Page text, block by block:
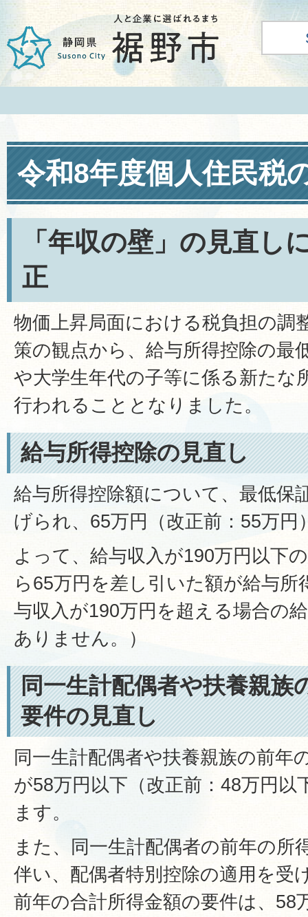
令和8年度個人住民税
「年収の壁」の見直し
正
物価上昇局面における税負担の調
策の観点から、給与所得控除の最
や大学生年代の子等に係る新たな
行われることとなりました。
給与所得控除の見直し
給与所得控除額について、最低保
げられ、65万円（改正前：55万円
よって、給与収入が190万円以下
ら65万円を差し引いた額が給与所
与収入が190万円を超える場合の
ありません。）
同一生計配偶者や扶養親族
要件の見直し
同一生計配偶者や扶養親族の前年
が58万円以下（改正前：48万円以
ます。
また、同一生計配偶者の前年の所
伴い、配偶者特別控除の適用を受
前年の合計所得金額の要件は、58